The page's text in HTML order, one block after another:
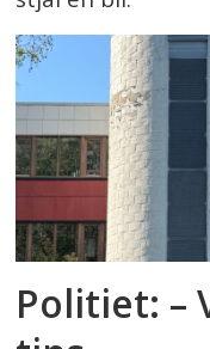
Politiet: –